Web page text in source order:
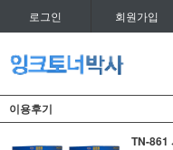
로그인 회원가입
이용후기
TN-861